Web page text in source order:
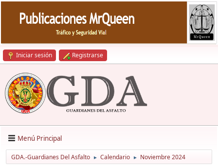
Iniciar sesión Registrarse
Menú Principal
GDA.-Guardianes Del Asfalto ► Calendario ► Noviembre 2024